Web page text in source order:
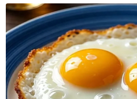
dan kesedaran mendalam
amalan rasuah serta cara
dan melaporkan sebarang
mencurigakan.
Dalam pada itu, Ali Imran
DBKL untuk menambah baik
menunjukkan mereka serius